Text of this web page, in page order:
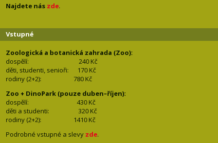
Najdete nás zde.
Vstupné
Zoologická a botanická zahrada (Zoo):
dospělí:
240 Kč
děti, studenti, senioři: 170 Kč
rodiny (2+2): 780 Kč
Zoo + DinoPark (pouze duben–říjen):
dospělí: 430 Kč
děti a studenti: 320 Kč
rodiny (2+2): 1410 Kč
Podrobné vstupné a slevy zde.